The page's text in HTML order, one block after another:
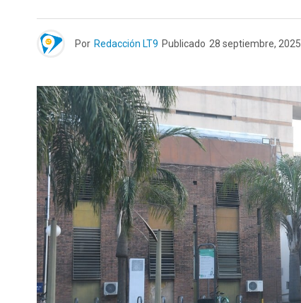
Por Redacción LT9 Publicado 28 septiembre, 2025